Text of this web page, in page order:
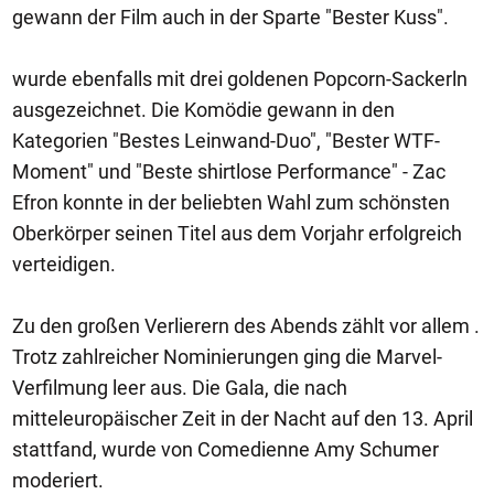
gewann der Film auch in der Sparte "Bester Kuss".
wurde ebenfalls mit drei goldenen Popcorn-Sackerln
ausgezeichnet. Die Komödie gewann in den
Kategorien "Bestes Leinwand-Duo", "Bester WTF-
Moment" und "Beste shirtlose Performance" - Zac
Efron konnte in der beliebten Wahl zum schönsten
Oberkörper seinen Titel aus dem Vorjahr erfolgreich
verteidigen.
Zu den großen Verlierern des Abends zählt vor allem .
Trotz zahlreicher Nominierungen ging die Marvel-
Verfilmung leer aus. Die Gala, die nach
mitteleuropäischer Zeit in der Nacht auf den 13. April
stattfand, wurde von Comedienne Amy Schumer
moderiert.